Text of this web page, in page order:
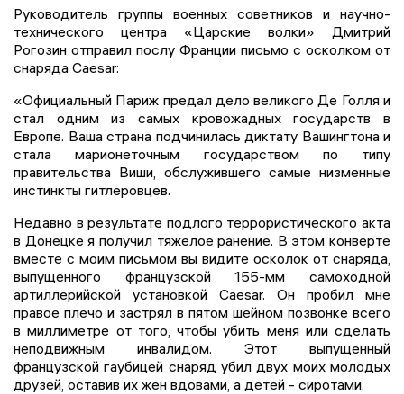
Руководитель группы военных советников и научно-
технического центра «Царские волки» Дмитрий
Рогозин отправил послу Франции письмо с осколком от
снаряда Caesar:
«Официальный Париж предал дело великого Де Голля и
стал одним из самых кровожадных государств в
Европе. Ваша страна подчинилась диктату Вашингтона и
стала марионеточным государством по типу
правительства Виши, обслужившего самые низменные
инстинкты гитлеровцев.
Недавно в результате подлого террористического акта
в Донецке я получил тяжелое ранение. В этом конверте
вместе с моим письмом вы видите осколок от снаряда,
выпущенного французской 155-мм самоходной
артиллерийской установкой Caesar. Он пробил мне
правое плечо и застрял в пятом шейном позвонке всего
в миллиметре от того, чтобы убить меня или сделать
неподвижным инвалидом. Этот выпущенный
французской гаубицей снаряд убил двух моих молодых
друзей, оставив их жен вдовами, а детей - сиротами.